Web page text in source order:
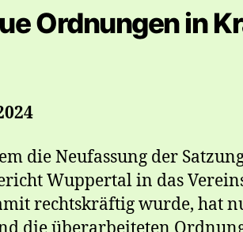
Ordnungen in
die Neufassung der
Wuppertal in das
rechtskräftig wurde, hat